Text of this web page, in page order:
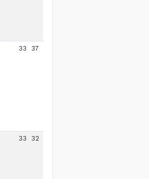
33 37
33 32